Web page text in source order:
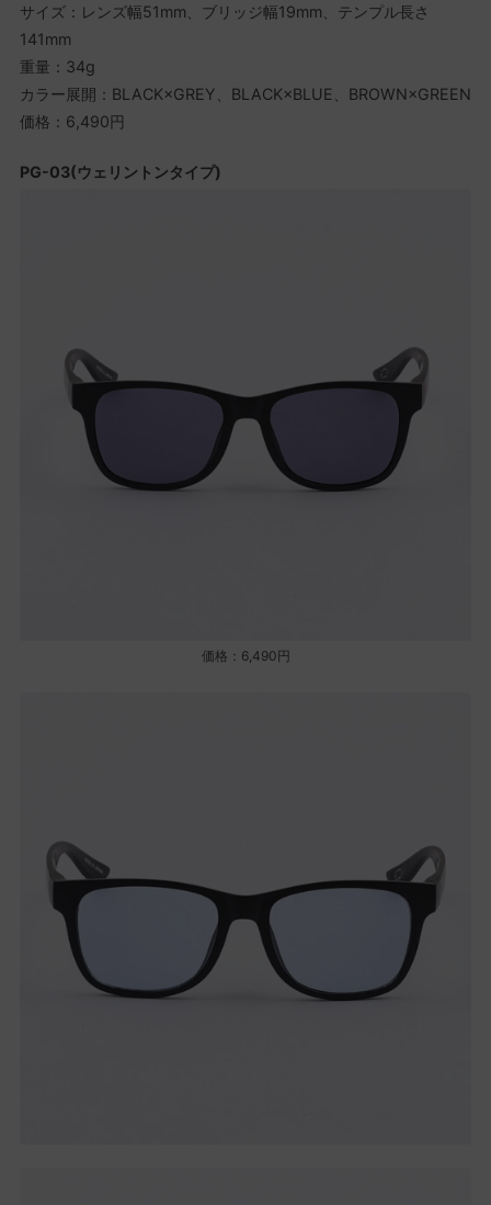
サイズ：レンズ幅51mm、ブリッジ幅19mm、テンプル長さ
141mm
重量：34g
カラー展開：BLACK×GREY、BLACK×BLUE、BROWN×GREEN
価格：6,490円
PG-03(ウェリントンタイプ)
価格：6,490円